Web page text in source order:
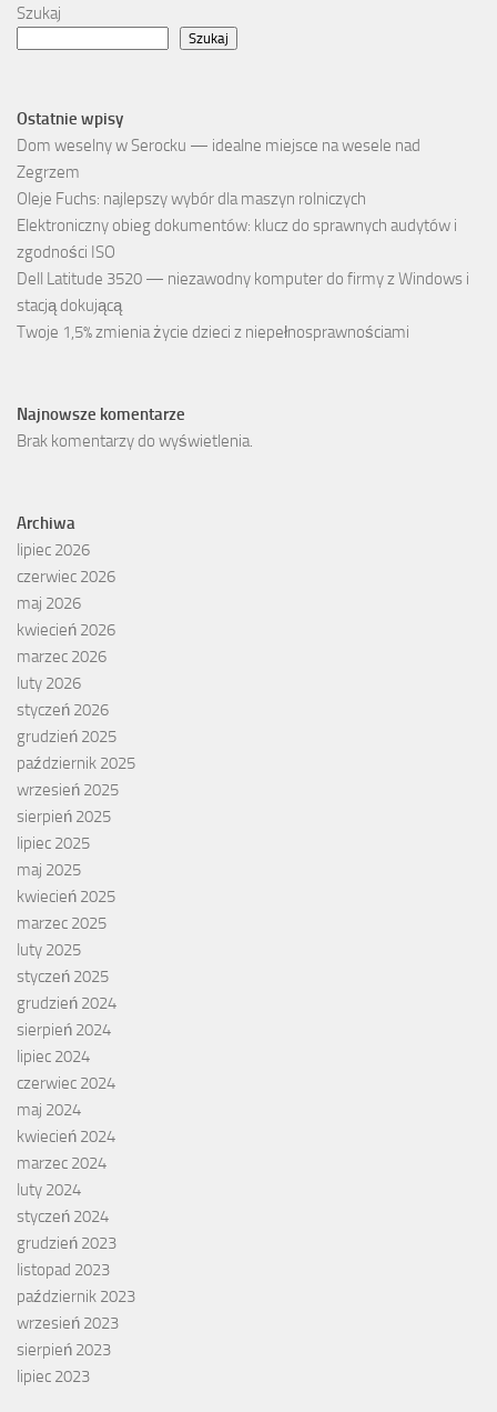
Szukaj
Szukaj
Ostatnie wpisy
Dom weselny w Serocku — idealne miejsce na wesele nad
Zegrzem
Oleje Fuchs: najlepszy wybór dla maszyn rolniczych
Elektroniczny obieg dokumentów: klucz do sprawnych audytów i
zgodności ISO
Dell Latitude 3520 — niezawodny komputer do firmy z Windows i
stacją dokującą
Twoje 1,5% zmienia życie dzieci z niepełnosprawnościami
Najnowsze komentarze
Brak komentarzy do wyświetlenia.
Archiwa
lipiec 2026
czerwiec 2026
maj 2026
kwiecień 2026
marzec 2026
luty 2026
styczeń 2026
grudzień 2025
październik 2025
wrzesień 2025
sierpień 2025
lipiec 2025
maj 2025
kwiecień 2025
marzec 2025
luty 2025
styczeń 2025
grudzień 2024
sierpień 2024
lipiec 2024
czerwiec 2024
maj 2024
kwiecień 2024
marzec 2024
luty 2024
styczeń 2024
grudzień 2023
listopad 2023
październik 2023
wrzesień 2023
sierpień 2023
lipiec 2023